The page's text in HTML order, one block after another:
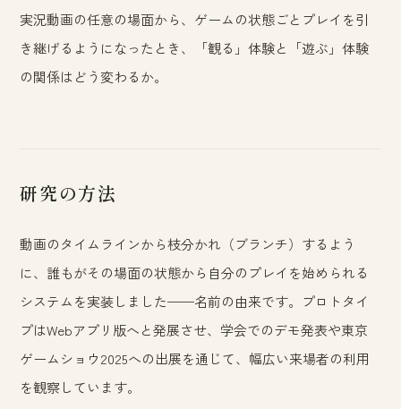
実況動画の任意の場面から、ゲームの状態ごとプレイを引
き継げるようになったとき、「観る」体験と「遊ぶ」体験
の関係はどう変わるか。
研究の方法
動画のタイムラインから枝分かれ（ブランチ）するよう
に、誰もがその場面の状態から自分のプレイを始められる
システムを実装しました——名前の由来です。プロトタイ
プはWebアプリ版へと発展させ、学会でのデモ発表や東京
ゲームショウ2025への出展を通じて、幅広い来場者の利用
を観察しています。